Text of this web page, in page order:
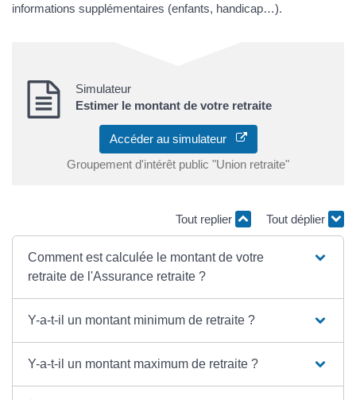
informations supplémentaires (enfants, handicap…).
Simulateur
Estimer le montant de votre retraite
Accéder au simulateur
Groupement d'intérêt public "Union retraite"
Tout replier Tout déplier
Comment est calculée le montant de votre
retraite de l'Assurance retraite ?
Y-a-t-il un montant minimum de retraite ?
Y-a-t-il un montant maximum de retraite ?